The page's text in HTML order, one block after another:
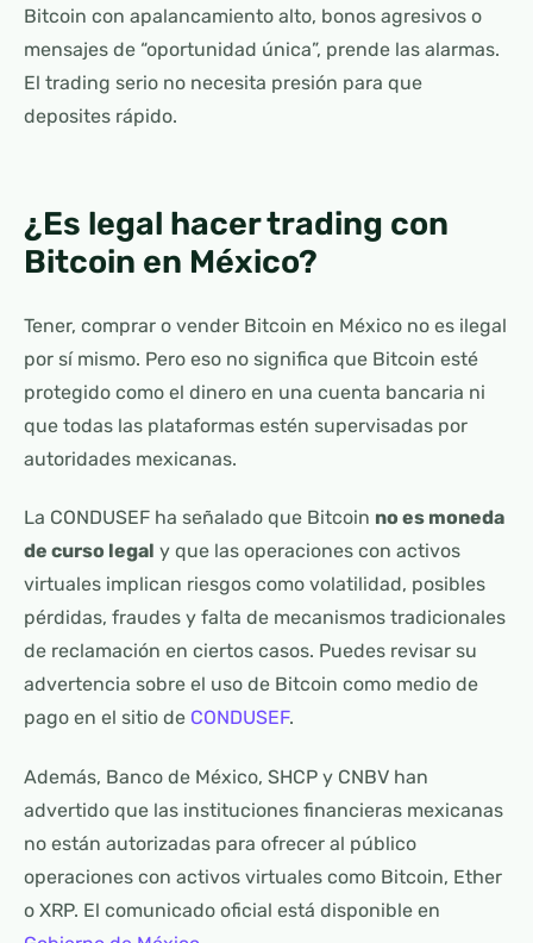
Bitcoin con apalancamiento alto, bonos agresivos o
mensajes de “oportunidad única”, prende las alarmas.
El trading serio no necesita presión para que
deposites rápido.
¿Es legal hacer trading con
Bitcoin en México?
Tener, comprar o vender Bitcoin en México no es ilegal
por sí mismo. Pero eso no significa que Bitcoin esté
protegido como el dinero en una cuenta bancaria ni
que todas las plataformas estén supervisadas por
autoridades mexicanas.
La CONDUSEF ha señalado que Bitcoin no es moneda
de curso legal y que las operaciones con activos
virtuales implican riesgos como volatilidad, posibles
pérdidas, fraudes y falta de mecanismos tradicionales
de reclamación en ciertos casos. Puedes revisar su
advertencia sobre el uso de Bitcoin como medio de
pago en el sitio de CONDUSEF.
Además, Banco de México, SHCP y CNBV han
advertido que las instituciones financieras mexicanas
no están autorizadas para ofrecer al público
operaciones con activos virtuales como Bitcoin, Ether
o XRP. El comunicado oficial está disponible en